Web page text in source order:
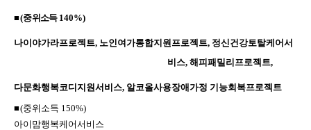
■(중위소득 140%)
나이야가라프로젝트, 노인여가통합지원프로젝트, 정신건강토탈케어서
비스, 해피패밀리프로젝트,
다문화행복코디지원서비스, 알코올사용장애가정 기능회복프로젝트
■(중위소득 150%)
아이맘행복케어서비스